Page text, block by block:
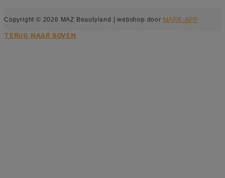
Copyright © 2026 MAZ Beautyland | webshop door MARK-APP
TERUG NAAR BOVEN